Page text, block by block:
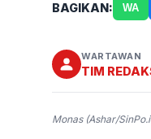
BAGIKAN: WA
WARTAWAN
TIM
Monas (Ashar/